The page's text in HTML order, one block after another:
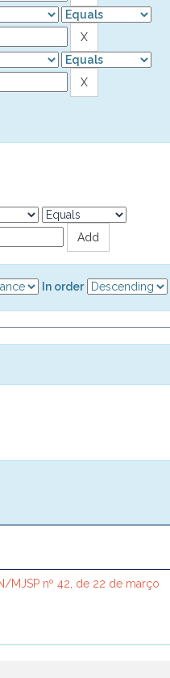
In order
MJSP nº 42, de 22 de março